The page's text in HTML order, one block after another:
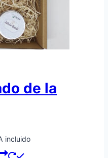
de la
incluido